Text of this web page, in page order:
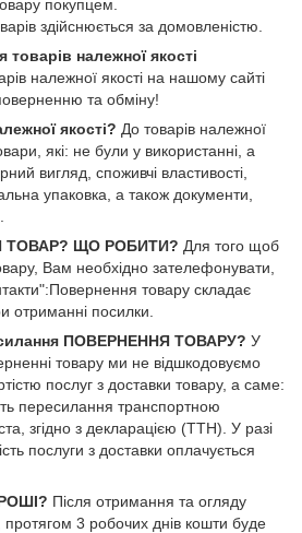
покупцем.
здійснюється за домовленістю.
належної якості
належної якості на нашому сайті
та обміну!
якості? До товарів належної
які: не були у використанні, а
вигляд, споживчі властивості,
упаковка, а також документи,
ТОВАР? ЩО РОБИТИ? Для того щоб
Вам необхідно зателефонувати,
товару складає
отриманні посилки.
ПОВЕРНЕННЯ ТОВАРУ? У
товару ми не відшкодовуємо
послуг з доставки товару, а саме:
пересилання транспортною
згідно з декларацією (ТТН). У разі
послуги з доставки оплачується
Після отримання та огляду
3 робочих днів кошти буде